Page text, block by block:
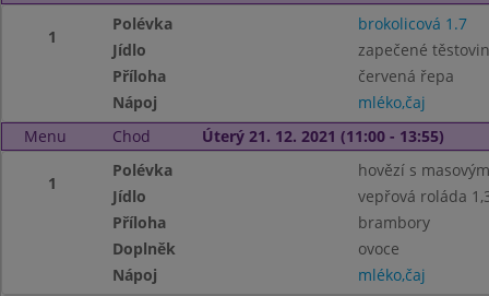
1
Polévka
brokolicová 1.7
Jídlo
zapečené
Příloha
červená řepa
Nápoj
mléko,čaj
Menu
Chod Úterý 21. 12. 2021 (11:00 - 13:55)
1
Polévka
hovězí s
Jídlo
vepřová roláda
Příloha
brambory
Doplněk
ovoce
Nápoj
mléko,čaj